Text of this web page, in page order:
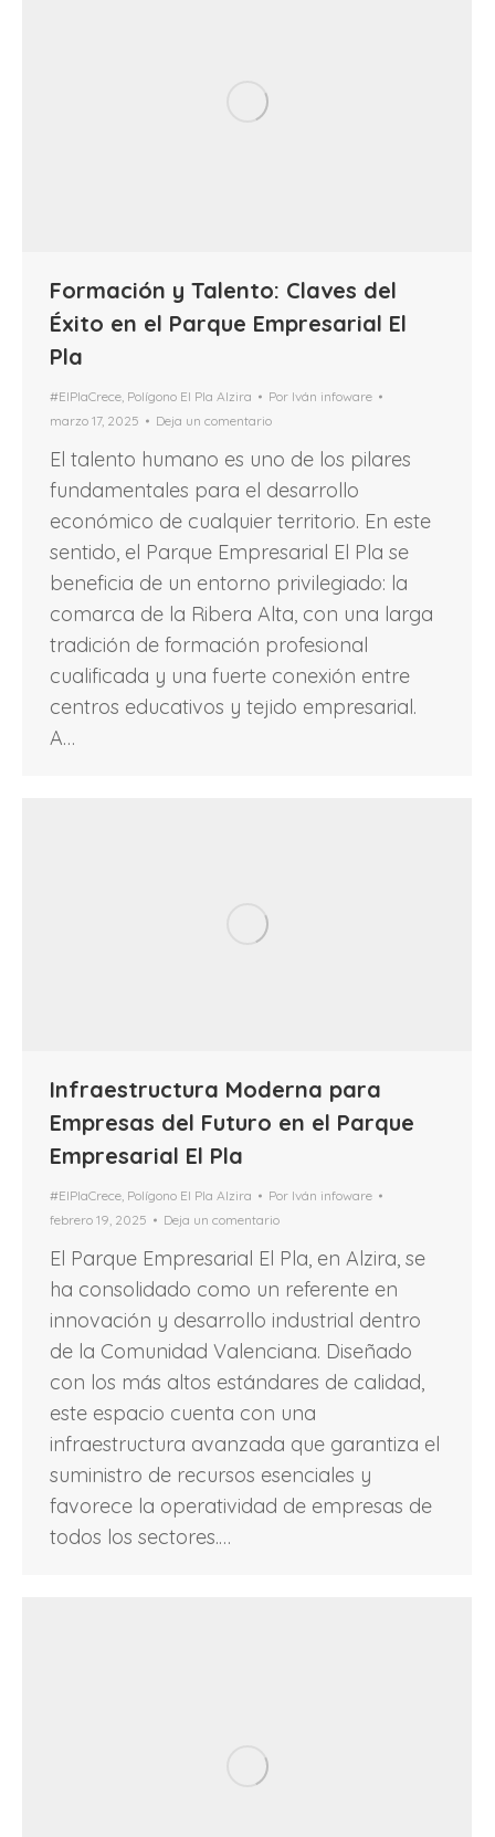
Formación y Talento: Claves del
Éxito en el Parque Empresarial El
Pla
#ElPlaCrece, Polígono El Pla Alzira Por Iván infoware
marzo 17, 2025
Deja un comentario
El talento humano es uno de los pilares
fundamentales para el desarrollo
económico de cualquier territorio. En este
sentido, el Parque Empresarial El Pla se
beneficia de un entorno privilegiado: la
comarca de la Ribera Alta, con una larga
tradición de formación profesional
cualificada y una fuerte conexión entre
centros educativos y tejido empresarial.
A…
Infraestructura Moderna para
Empresas del Futuro en el Parque
Empresarial El Pla
#ElPlaCrece, Polígono El Pla Alzira Por Iván infoware
febrero 19, 2025
Deja un comentario
El Parque Empresarial El Pla, en Alzira, se
ha consolidado como un referente en
innovación y desarrollo industrial dentro
de la Comunidad Valenciana. Diseñado
con los más altos estándares de calidad,
este espacio cuenta con una
infraestructura avanzada que garantiza el
suministro de recursos esenciales y
favorece la operatividad de empresas de
todos los sectores.…